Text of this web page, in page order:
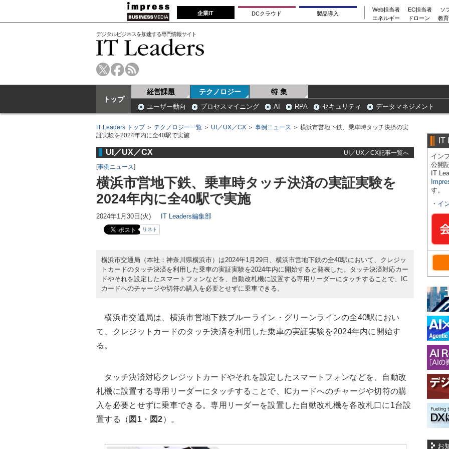
企業IT DCクラウド 製品導入
Web担当者 EC担当者
ソ
エネルギー
ドローン 教
デジタルビジネスを加速する専門情報サイト
トップ
経営課題 テクノロジー 特 集
ユーザー動向 プロセスマイニング AI RPA セキュリティ データマネジメント
IT Leaders トップ＞ テクノロジー一覧 ＞ UI／UX／CX ＞ 事例ニュース ＞ 横浜市営地下鉄、乗車時タッチ決済の実
証実験を2024年内に全40駅で実施
UI／UX／CX
UI／UX／CX記事一覧へ
[事例ニュース]
横浜市営地下鉄、乗車時タッチ決済の実証実験を
2024年内に全40駅で実施
2024年1月30日(火) IT Leaders編集部
リスト
横浜市交通局（本社：神奈川県横浜市）は2024年1月29日、横浜市営地下鉄の全40駅において、クレジッ
トカードのタッチ決済を利用した乗車の実証実験を2024年内に開始すると発表した。タッチ決済対応カー
ドやそれを設定したスマートフォンなどを、自動改札機に設置する専用リーダーにタッチすることで、IC
カードへのチャージや切符の購入を必要とせずに乗車できる。
横浜市交通局は、横浜市営地下鉄ブルーライン・グリーンラインの全40駅におい
て、クレジットカードのタッチ決済を利用した乗車の実証実験を2024年内に開始す
る。
タッチ決済対応クレジットカードやそれを設定したスマートフォンなどを、自動改
札機に設置する専用リーダーにタッチすることで、ICカードへのチャージや切符の購
入を必要とせずに乗車できる。専用リーダーを設置した自動改札機を各改札口に1台設
置する（ 図1・ 図2）。
IT
イン
公開
IT
す。
・ イ
お